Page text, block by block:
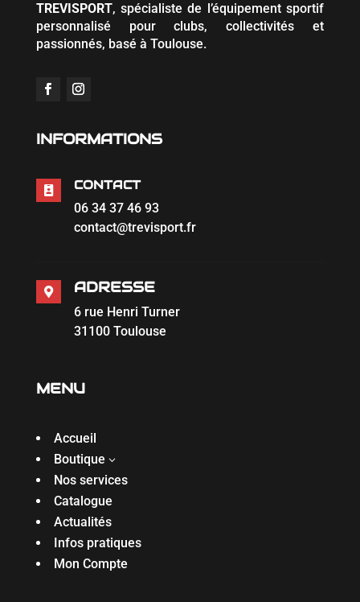
TREVISPORT, spécialiste de l’équipement sportif
personnalisé pour clubs, collectivités et
passionnés, basé à Toulouse.
INFORMATIONS

CONTACT
06 34 37 46 93
contact@trevisport.fr
 ADRESSE
6 rue Henri Turner
31100 Toulouse
MENU
Accueil
Boutique 3
Nos services
Catalogue
Actualités
Infos pratiques
Mon Compte